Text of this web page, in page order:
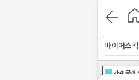
마이어스
가격공개